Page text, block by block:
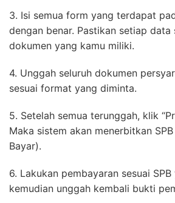
3. Isi semua form yang terdapat
dengan benar. Pastikan setiap data
dokumen yang kamu miliki.
4. Unggah seluruh dokumen
sesuai format yang diminta.
5. Setelah semua terunggah, klik
Maka sistem akan menerbitkan
Bayar).
6. Lakukan pembayaran sesuai
kemudian unggah kembali bukti